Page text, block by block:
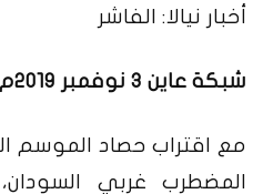
أخبار نيالا: الفاشر
شبكة عاين 3 نوفمبر 2019م
مع اقتراب حصاد الموسم
المضطرب غربي